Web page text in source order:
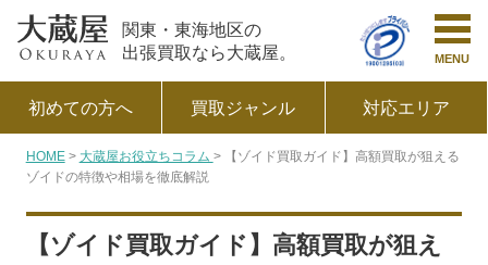
関東・東海地区の
出張買取なら大蔵屋。
MENU
初めての方へ 買取ジャンル 対応エリア
HOME 大蔵屋お役立ちコラム
【ゾイド買取ガイド】高額買取が狙える
ゾイドの特徴や相場を徹底解説
【ゾイド買取ガイド】高額買取が狙え